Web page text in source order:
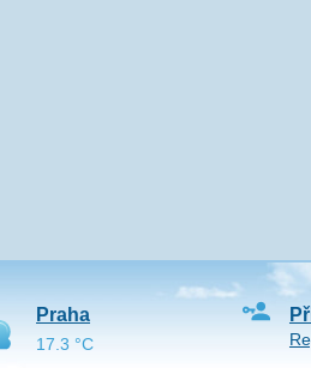
Praha
17.3 °C